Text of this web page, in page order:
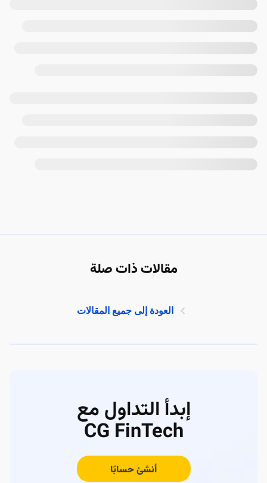
مقالات ذات صلة
العودة إلى جميع المقالات
إبدأ التداول مع
CG FinTech
أنشئ حسابًا